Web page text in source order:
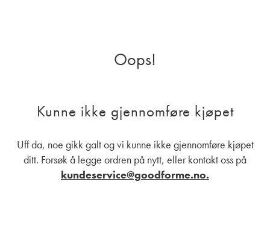
Oops!
Kunne ikke gjennomføre kjøpet
Uff da, noe gikk galt og vi kunne ikke gjennomføre kjøpet
ditt. Forsøk å legge ordren på nytt, eller kontakt oss på
kundeservice@goodforme.no.